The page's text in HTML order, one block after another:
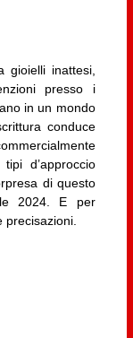
gioielli inattesi,
presso i
in un mondo
conduce
d’approccio
di questo
2024. E per